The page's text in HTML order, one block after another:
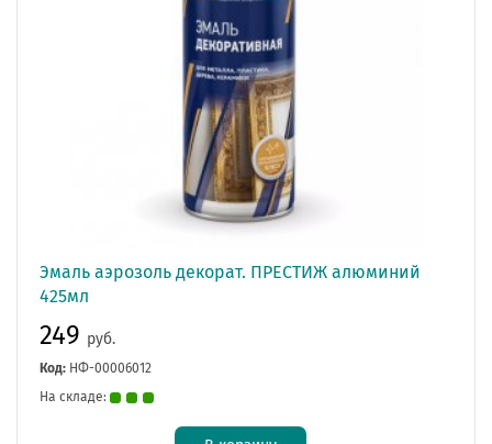
Эмаль аэрозоль декорат. ПРЕСТИЖ алюминий
425мл
249 руб.
Код: НФ-00006012
На складе: